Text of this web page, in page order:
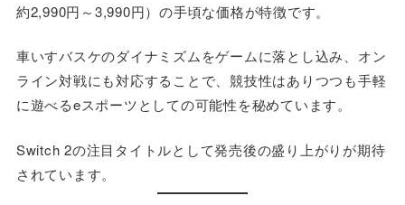
約2,990円～3,990円）の手頃な価格が特徴です。
車いすバスケのダイナミズムをゲームに落とし込み、オン
ライン対戦にも対応することで、競技性はありつつも手軽
に遊べるeスポーツとしての可能性を秘めています。
Switch 2の注目タイトルとして発売後の盛り上がりが期待
されています。